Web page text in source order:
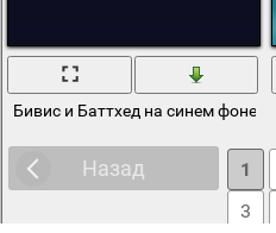
Бивис и Баттхед на синем фоне
Назад 1
3